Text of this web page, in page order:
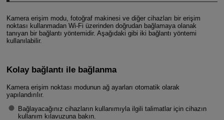
Kamera erişim modu, fotoğraf makinesi ve diğer cihazları bir erişim
noktası kullanmadan Wi-Fi üzerinden doğrudan bağlamaya olanak
tanıyan bir bağlantı yöntemidir. Aşağıdaki gibi iki bağlantı yöntemi
kullanılabilir.
Kolay bağlantı ile bağlanma
Kamera erişim noktası modunun ağ ayarları otomatik olarak
yapılandırılır.
Bağlayacağınız cihazların kullanımıyla ilgili talimatlar için cihazın
kullanım kılavuzuna bakın.